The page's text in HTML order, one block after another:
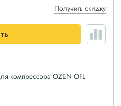
Получить скидку
компрессора OZEN OFL